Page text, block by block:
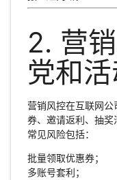
2. 营
党和
营销风控在互联网
券、邀请返利、抽奖
常见风险包括：
批量领取优惠券；
多账号套利；